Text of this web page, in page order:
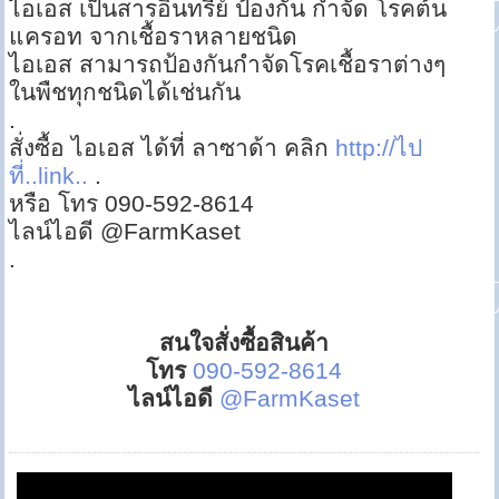
ไอเอส เป็นสารอินทรีย์ ป้องกัน กำจัด โรคต้น
แครอท จากเชื้อราหลายชนิด
ไอเอส สามารถป้องกันกำจัดโรคเชื้อราต่างๆ
ในพืชทุกชนิดได้เช่นกัน
.
สั่งซื้อ ไอเอส ได้ที่ ลาซาด้า คลิก http://ไป
ที่..link.. .
หรือ โทร 090-592-8614
ไลน์ไอดี @FarmKaset
.
สนใจสั่งซื้อสินค้า
โทร 090-592-8614
ไลน์ไอดี @FarmKaset